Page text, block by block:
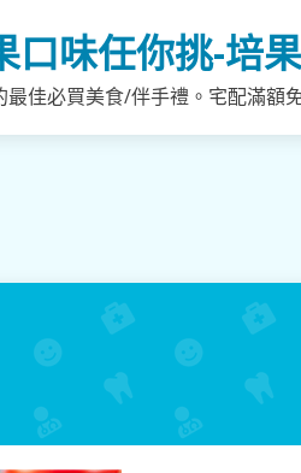
口味任你挑-培果
佳必買美食/伴手禮。宅配滿額